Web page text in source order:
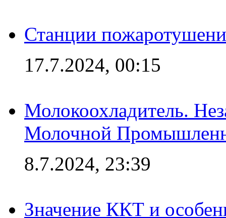
Станции
17.7.2024, 00:15
Молокоохладитель.
Молочной
8.7.2024, 23:39
Значение ККТ и